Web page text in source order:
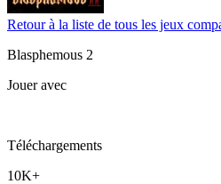
Retour à la liste de tous les jeux
Blasphemous 2
Jouer avec
Téléchargements
10K+